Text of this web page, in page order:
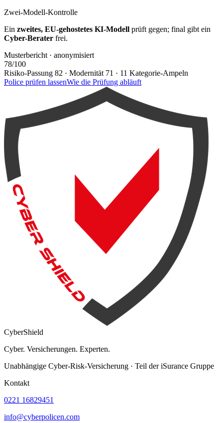
Zwei-Modell-Kontrolle
Ein zweites, EU-gehostetes KI-Modell prüft gegen; final gibt ein
Cyber-Berater frei.
Musterbericht · anonymisiert
78/100
Risiko-Passung 82 · Modernität 71 · 11 Kategorie-Ampeln
Police prüfen lassenWie die Prüfung abläuft
CyberShield
Cyber. Versicherungen. Experten.
Unabhängige Cyber-Risk-Versicherung · Teil der iSurance Gruppe
Kontakt
0221 16829451
info@cyberpolicen.com